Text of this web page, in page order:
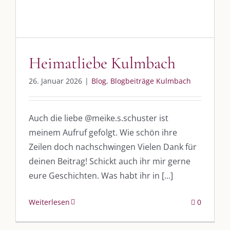
Heimatliebe Kulmbach
26. Januar 2026 | Blog, Blogbeiträge Kulmbach
Auch die liebe @meike.s.schuster ist
meinem Aufruf gefolgt. Wie schön ihre
Zeilen doch nachschwingen Vielen Dank für
deinen Beitrag! Schickt auch ihr mir gerne
eure Geschichten. Was habt ihr in [...]
Weiterlesen 0